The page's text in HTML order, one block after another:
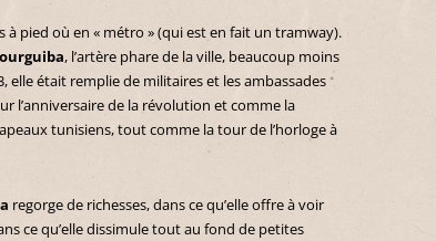
à pied où en « métro » (qui est en fait un tramway).
, l’artère phare de la ville, beaucoup moins
elle était remplie de militaires et les ambassades
l’anniversaire de la révolution et comme la
tunisiens, tout comme la tour de l’horloge à
regorge de richesses, dans ce qu’elle offre à voir
ce qu’elle dissimule tout au fond de petites